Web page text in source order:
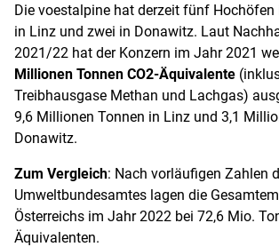
Die voestalpine hat derzeit fünf Hochöfen
in Linz und zwei in Donawitz. Laut
2021/22 hat der Konzern im Jahr 2021
Millionen Tonnen CO2-Äquivalente
Treibhausgase Methan und Lachgas)
9,6 Millionen Tonnen in Linz und 3,1
Donawitz.
Zum Vergleich: Nach vorläufigen Zahlen
Umweltbundesamtes lagen die
Österreichs im Jahr 2022 bei 72,6 Mio.
Äquivalenten.